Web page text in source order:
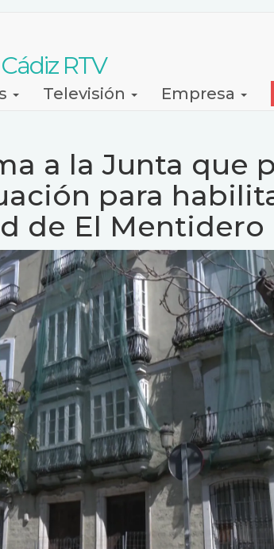
RTV
Televisión Empresa
a la Junta que
para
de El Mentidero